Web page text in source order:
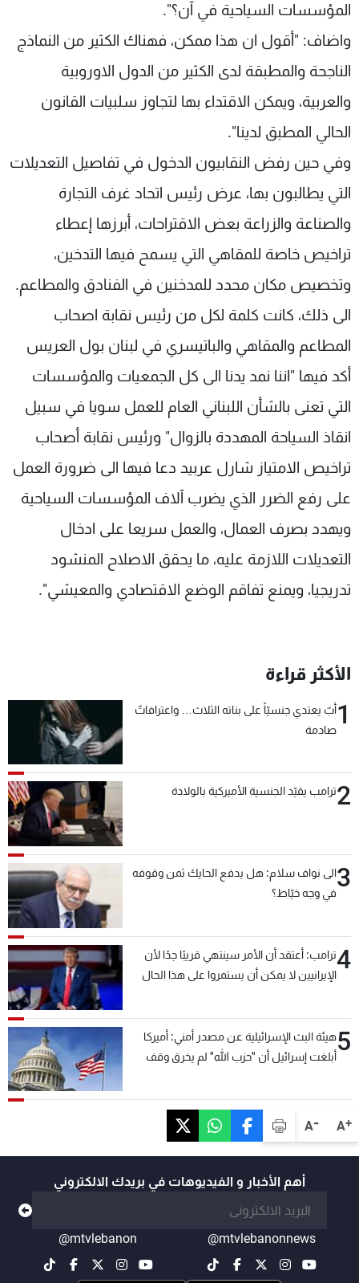
A+
A-
المؤسسات السياحية في آن؟".
واضاف: "أقول ان هذا ممكن، فهناك الكثير من النماذج
الناجحة والمطبقة لدى الكثير من الدول الاوروبية
والعربية، ويمكن الاقتداء بها لتجاوز سلبيات القانون
الحالي المطبق لدينا".
وفي حين رفض النقابيون الدخول في تفاصيل التعديلات
التي يطالبون بها، عرض رئيس اتحاد غرف التجارة
والصناعة والزراعة بعض الاقتراحات، أبرزها إعطاء
تراخيص خاصة للمقاهي التي يسمح فيها التدخين،
وتخصيص مكان محدد للمدخنين في الفنادق والمطاعم.
الى ذلك، كانت كلمة لكل من رئيس نقابة اصحاب
المطاعم والمقاهي والباتيسري في لبنان بول العريس
أكد فيها "اننا نمد يدنا الى كل الجمعيات والمؤسسات
التي تعنى بالشأن اللبناني العام للعمل سويا في سبيل
انقاذ السياحة المهددة بالزوال" ورئيس نقابة أصحاب
تراخيص الامتياز شارل عربيد دعا فيها الى ضرورة العمل
على رفع الضرر الذي يضرب آلاف المؤسسات السياحية
ويهدد بصرف العمال، والعمل سريعا على ادخال
التعديلات اللازمة عليه، ما يحقق الاصلاح المنشود
تدريجيا، ويمنع تفاقم الوضع الاقتصادي والمعيشي".
الأكثر قراءة
1أبٌ يعتدي جنسيّاً على بناته الثلاث… واعترافاتٌ
صادمة
2ترامب يقيّد الجنسية الأميركية بالولادة
3الى نواف سلام: هل يدفع الحايك ثمن وقوفه
في وجه خيّاط؟
4ترامب: أعتقد أن الأمر سينتهي قريبًا جدًا لأن
الإيرانيين لا يمكن أن يستمروا على هذا الحال
5هيئة البث الإسرائيلية عن مصدر أمني: أميركا
أبلغت إسرائيل أن "حزب الله" لم يخرق وقف
عدم التصعيد خشية أن يؤثر ذلك على مفاوضات
أهم الأخبار و الفيديوهات في بريدك الالكتروني
@mtvlebanonnews
@mtvlebanon